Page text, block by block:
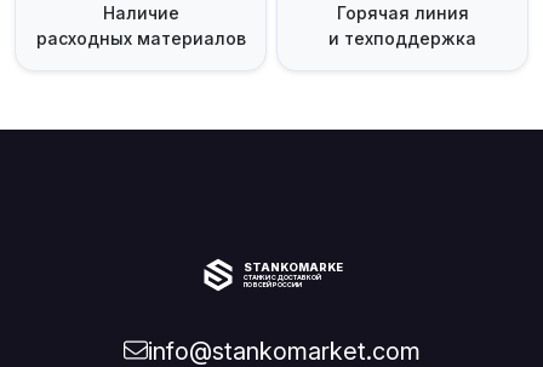
Наличие
расходных материалов
Горячая линия
и техподдержка
STANKOMARKET
СТАНКИ С ДОСТАВКОЙ
ПО ВСЕЙ РОССИИ
info@stankomarket.com